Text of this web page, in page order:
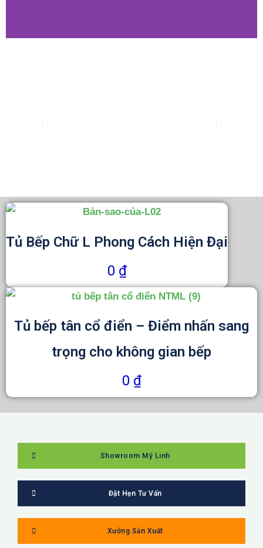
Tủ Bếp Chữ L Phong Cách Hiện Đại
0 ₫
Tủ bếp tân cổ điển – Điểm nhấn sang
trọng cho không gian bếp
0 ₫
Showroom Mỹ Linh
Đặt Hẹn Tư Vấn
Xưởng Sản Xuất